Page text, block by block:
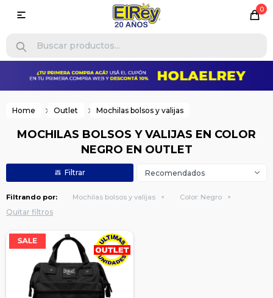
0

Home Outlet Mochilas bolsos y valijas
MOCHILAS BOLSOS Y VALIJAS EN COLOR
NEGRO EN OUTLET
Recomendados
Filtrando por: Mochilas bolsos y valijas Color: Negro
Quitar filtros